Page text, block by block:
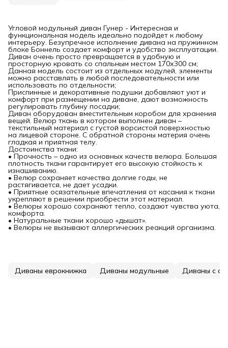
Угловой модульный диван Гунер - Интересная и
функциональная модель идеально подойдет к любому
интерьеру. Безупречное исполнение дивана на пружинном
блоке Боннель создает комфорт и удобство эксплуатации.
Диван очень просто превращается в удобную и
просторную кровать со спальным местом 170х300 см;
Данная модель состоит из отдельных модулей, элементы
можно расставлять в любой последовательности или
использовать по отдельности;
Приспинные и декоративные подушки добавляют уют и
комфорт при размещении на диване, дают возможность
регулировать глубину посадки;
Диван оборудован вместительным коробом для хранения
вещей. Велюр ткань в котором выполнен диван –
текстильный материал с густой ворсистой поверхностью
на лицевой стороне. С обратной стороны материя очень
гладкая и приятная телу.
Достоинства ткани:
• Прочность – одно из основных качеств велюра. Большая
плотность ткани гарантирует его высокую стойкость к
изнашиванию.
• Велюр сохраняет качества долгие годы, не
растягивается, не дает усадки.
• Приятные осязательные впечатления от касания к ткани
укрепляют в решении приобрести этот материал.
• Велюры хорошо сохраняют тепло, создают чувства уюта,
комфорта.
• Натуральные ткани хорошо «дышат».
• Велюры не вызывают аллергических реакций организма.
Диваны еврокнижка Диваны модульные Диваны с